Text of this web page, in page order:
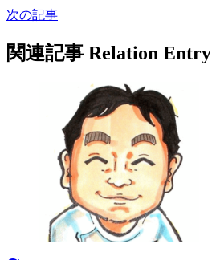
次の記事
関連記事 Relation Entry